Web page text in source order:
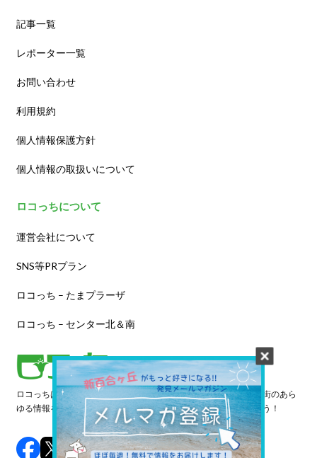
記事一覧
レポーター一覧
お問い合わせ
利用規約
個人情報保護方針
個人情報の取扱いについて
ロコっちについて
運営会社について
SNS等PRプラン
ロコっち – たまプラーザ
ロコっち – センター北＆南
ロコっちは、あなたのジモト体験を豊かにする情報サイトです。街のあら
ゆる情報を収集し、日々更新しています。早速情報を探してみよう！